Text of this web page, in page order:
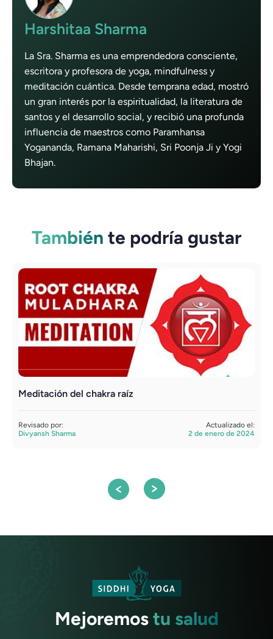
Harshitaa Sharma
La Sra. Sharma es una emprendedora consciente,
escritora y profesora de yoga, mindfulness y
meditación cuántica. Desde temprana edad, mostró
un gran interés por la espiritualidad, la literatura de
santos y el desarrollo social, y recibió una profunda
influencia de maestros como Paramhansa
Yogananda, Ramana Maharishi, Sri Poonja Ji y Yogi
Bhajan.
También te podría gustar
Meditación del chakra raíz
Revisado por:
Divyansh Sharma
Actualizado el:
2 de enero de 2024
Mejoremostu salud